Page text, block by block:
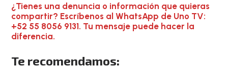
¿Tienes una denuncia o información que quieras
compartir? Escríbenos al WhatsApp de Uno TV:
+52 55 8056 9131. Tu mensaje puede hacer la
diferencia.
Te recomendamos: